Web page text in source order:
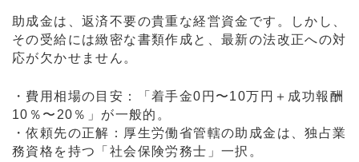
助成金は、返済不要の貴重な経営資金です。しかし、
その受給には緻密な書類作成と、最新の法改正への対
応が欠かせません。
・費用相場の目安：「着手金0円〜10万円＋成功報酬
10％〜20％」が一般的。
・依頼先の正解：厚生労働省管轄の助成金は、独占業
務資格を持つ「社会保険労務士」一択。